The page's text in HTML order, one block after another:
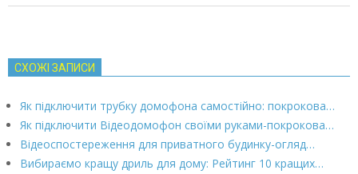
СХОЖІ ЗАПИСИ
Як підключити трубку домофона самостійно: покрокова…
Як підключити Відеодомофон своїми руками-покрокова…
Відеоспостереження для приватного будинку-огляд…
Вибираємо кращу дриль для дому: Рейтинг 10 кращих…